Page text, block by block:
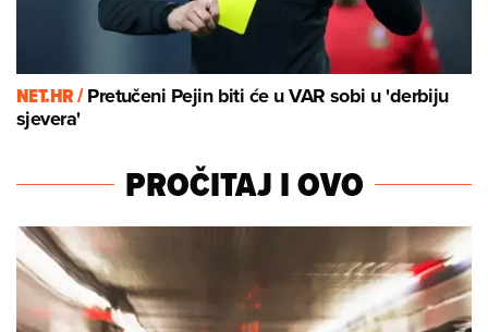
NET.HR /Pretučeni Pejin biti će u VAR sobi u 'derbiju
sjevera'
PROČITAJ I OVO